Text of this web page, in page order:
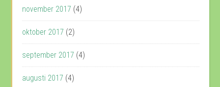
november 2017 (4)
oktober 2017 (2)
september 2017 (4)
augusti 2017 (4)